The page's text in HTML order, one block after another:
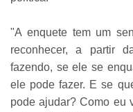
"A enquete tem um
reconhecer, a partir
fazendo, se ele se
ele pode fazer. E se
pode ajudar? Como eu